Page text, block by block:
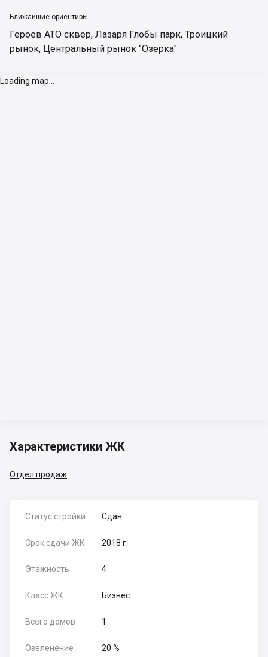
Ближайшие ориентиры
Героев АТО сквер, Лазаря Глобы парк, Троицкий
рынок, Центральный рынок "Озерка"
Loading map...
Характеристики ЖК
Отдел продаж
Статус стройки Сдан
Срок сдачи ЖК 2018 г.
Этажность 4
Класс ЖК Бизнес
Всего домов 1
Озеленение
20 %